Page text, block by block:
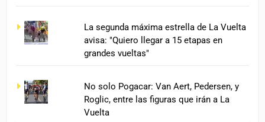
La segunda máxima estrella de La Vuelta
avisa: "Quiero llegar a 15 etapas en
grandes vueltas"
No solo Pogacar: Van Aert, Pedersen, y
Roglic, entre las figuras que irán a La
Vuelta